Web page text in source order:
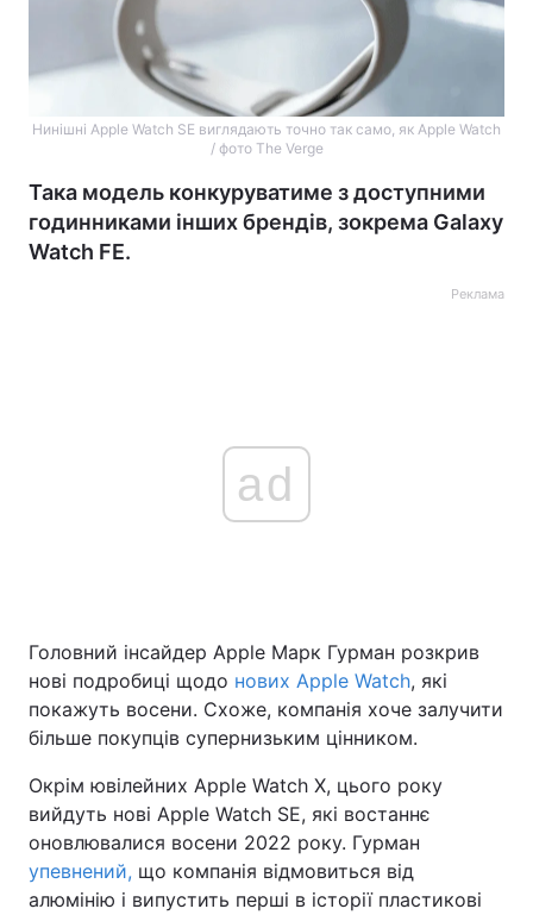
Україна Політика
Економіка Світ
Спорт Наука
Техно і зв'язок Лайт
Зброя Інциденти
Нинішні Apple Watch SE виглядають точно так само, як Apple Watch
/ фото The Verge
Така модель конкуруватиме з доступними
годинниками інших брендів, зокрема Galaxy
Watch FE.
Реклама
ad
Головний інсайдер Apple Марк Гурман розкрив
нові подробиці щодо нових Apple Watch, які
покажуть восени. Схоже, компанія хоче залучити
більше покупців супернизьким цінником.
Окрім ювілейних Apple Watch X, цього року
вийдуть нові Apple Watch SE, які востаннє
оновлювалися восени 2022 року. Гурман
упевнений, що компанія відмовиться від
алюмінію і випустить перші в історії пластикові